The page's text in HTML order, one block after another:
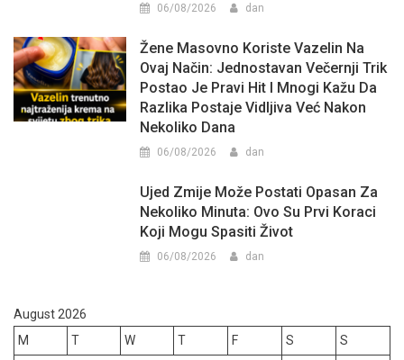
06/08/2026 dan
Žene Masovno Koriste Vazelin Na
Ovaj Način: Jednostavan Večernji Trik
Postao Je Pravi Hit I Mnogi Kažu Da
Razlika Postaje Vidljiva Već Nakon
Nekoliko Dana
06/08/2026 dan
Ujed Zmije Može Postati Opasan Za
Nekoliko Minuta: Ovo Su Prvi Koraci
Koji Mogu Spasiti Život
06/08/2026 dan
August 2026
M
T W T F S
S